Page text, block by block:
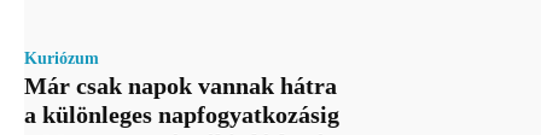
Kuriózum
Már csak napok vannak hátra
a különleges napfogyatkozásig